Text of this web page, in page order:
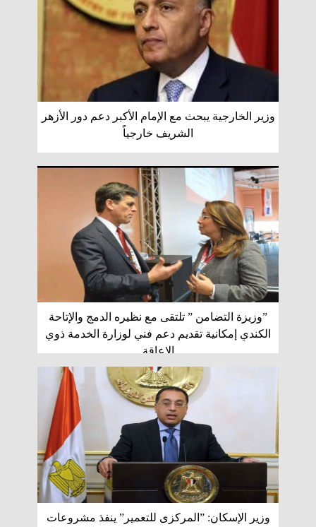
وزير الخارجية يبحث مع الإمام الأكبر دعم دور الأزهر
الشريف خارجياً
”وزيزة التضامن ” تلتقى مع نظيره الدمج والإتاحة
الكندي إمكانية تقديم دعم فني لوزارة الخدمة ذوي
الإعاقة
وزير الإسكان: ”المركزى للتعمير” ينفذ مشروعات